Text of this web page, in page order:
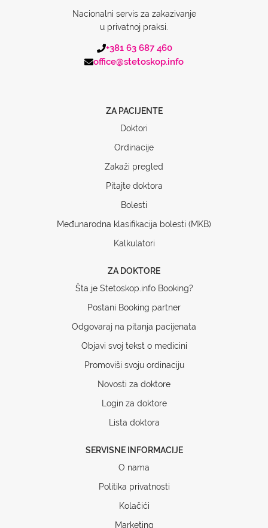
Nacionalni servis za zakazivanje
u privatnoj praksi.
+381 63 687 460
office@stetoskop.info
ZA PACIJENTE
Doktori
Ordinacije
Zakaži pregled
Pitajte doktora
Bolesti
Međunarodna klasifikacija bolesti (MKB)
Kalkulatori
ZA DOKTORE
Šta je Stetoskop.info Booking?
Postani Booking partner
Odgovaraj na pitanja pacijenata
Objavi svoj tekst o medicini
Promoviši svoju ordinaciju
Novosti za doktore
Login za doktore
Lista doktora
SERVISNE INFORMACIJE
O nama
Politika privatnosti
Kolačići
Marketing